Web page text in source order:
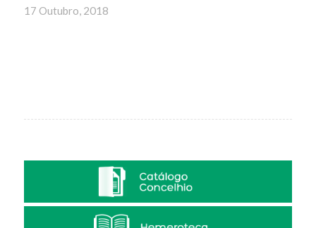
17 Outubro, 2018